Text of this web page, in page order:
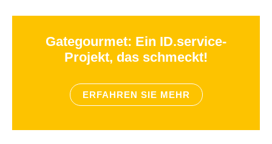
Gategourmet: Ein ID.service-
Projekt, das schmeckt!
ERFAHREN SIE MEHR